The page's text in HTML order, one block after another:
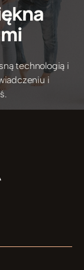
technologią i
i